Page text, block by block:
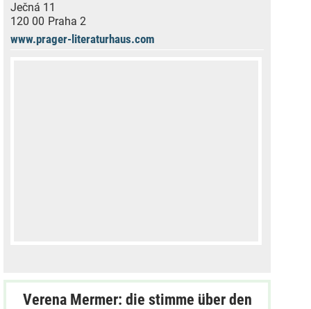
Ječná 11
120 00 Praha 2
www.prager-literaturhaus.com
Verena Mermer: die stimme über den